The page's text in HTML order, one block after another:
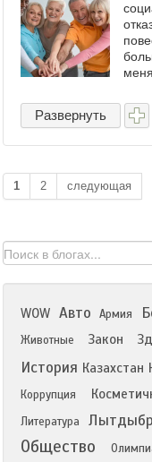
Развернуть
1 2 следующая
WOW Авто Армия
Животные
Закон
История Казахстан
Коррупция
Литература Лытдыбр
Общество